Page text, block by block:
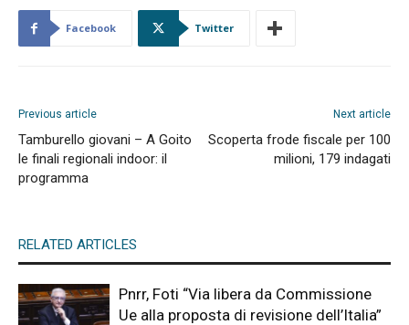
Facebook Twitter
Previous article
Tamburello giovani – A Goito
le finali regionali indoor: il
programma
Next article
Scoperta frode fiscale per 100
milioni, 179 indagati
RELATED ARTICLES
Pnrr, Foti “Via libera da Commissione
Ue alla proposta di revisione dell’Italia”